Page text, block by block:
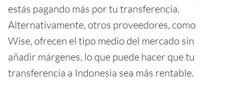
estás pagando más por tu transferencia.
Alternativamente, otros proveedores, como
Wise, ofrecen el tipo medio del mercado sin
añadir márgenes, lo que puede hacer que tu
transferencia a Indonesia sea más rentable.